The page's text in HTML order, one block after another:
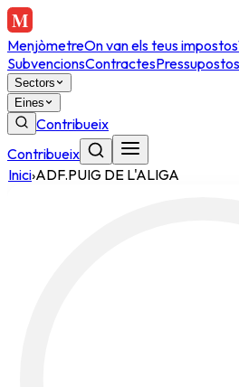
MenjòmetreOn van els teus
SubvencionsContractesPressupostos
Sectors
Eines
Contribueix
Contribueix
Inici›ADF.PUIG DE L'ALIGA